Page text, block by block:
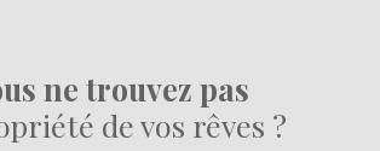
ne trouvez pas
de vos rêves ?